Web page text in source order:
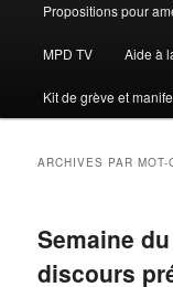
Propositions pour
MPD TV Aide à
Kit de grève et
ARCHIVES PAR
Semaine
discours